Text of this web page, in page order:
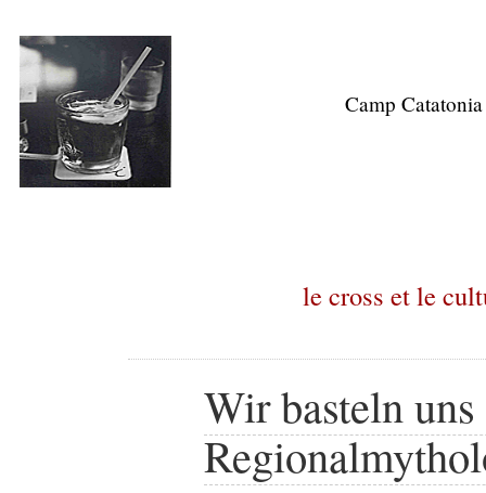
Camp Catatonia
le cross et le
Wir basteln